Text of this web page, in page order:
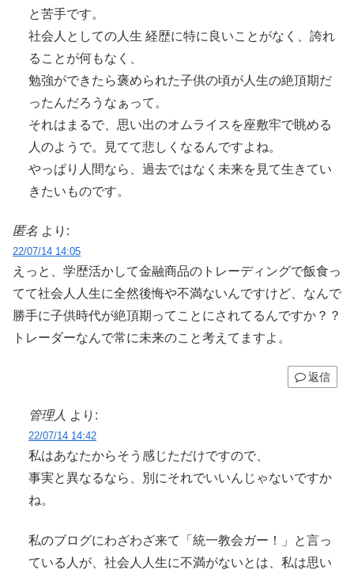
と苦手です。
社会人としての人生 経歴に特に良いことがなく、誇れ
ることが何もなく、
勉強ができたら褒められた子供の頃が人生の絶頂期だ
ったんだろうなぁって。
それはまるで、思い出のオムライスを座敷牢で眺める
人のようで。見てて悲しくなるんですよね。
やっぱり人間なら、過去ではなく未来を見て生きてい
きたいものです。
匿名 より:
22/07/14 14:05
えっと、学歴活かして金融商品のトレーディングで飯食っ
てて社会人人生に全然後悔や不満ないんですけど、なんで
勝手に子供時代が絶頂期ってことにされてるんですか？？
トレーダーなんで常に未来のこと考えてますよ。
返信
管理人 より:
22/07/14 14:42
私はあなたからそう感じただけですので、
事実と異なるなら、別にそれでいいんじゃないですか
ね。
私のブログにわざわざ来て「統一教会ガー！」と言っ
ている人が、社会人人生に不満がないとは、私は思い